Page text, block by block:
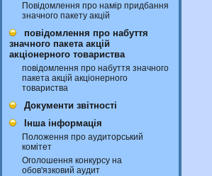
Повідомлення про намір придбання
значного пакету акцій
повідомлення про набуття
значного пакета акцій
акціонерного товариства
повідомлення про набуття значного
пакета акцій акціонерного
товариства
Документи звітності
Інша інформація
Положення про аудиторський
комітет
Оголошення конкурсу на
обов'язковий аудит